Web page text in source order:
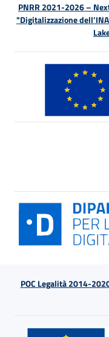
PNRR 2021-2026 –
"Digitalizzazione
POC Legalità 2014-